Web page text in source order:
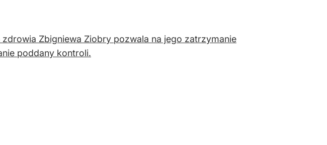
zdrowia Zbigniewa Ziobry pozwala na jego zatrzymanie
poddany kontroli.